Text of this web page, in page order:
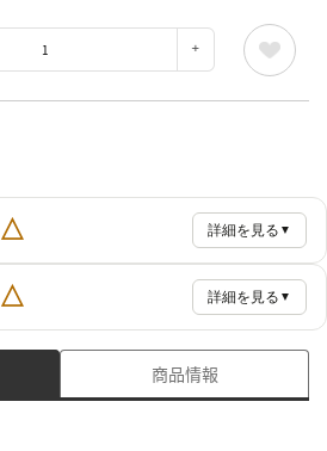
△ 詳細を見る ▼
△ 詳細を見る ▼
商品情報